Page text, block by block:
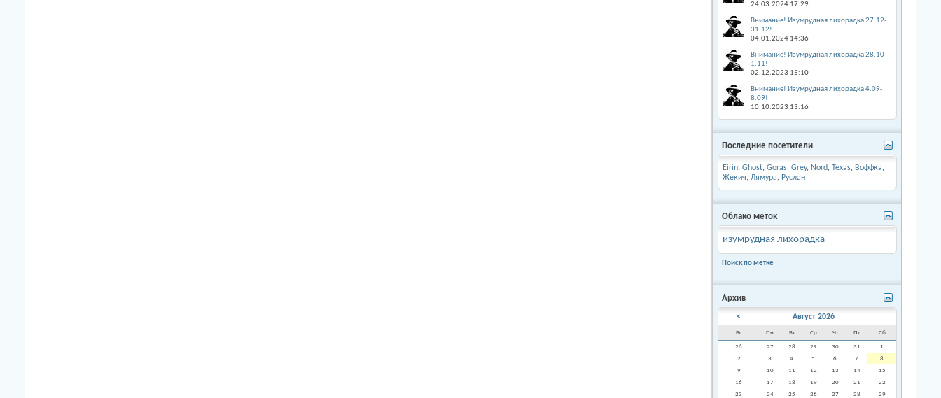
24.03.2024 17:29
Внимание! Изумрудная лихорадка 27.12-
31.12!
04.01.2024 14:36
Внимание! Изумрудная лихорадка 28.10-
1.11!
02.12.2023 15:10
Внимание! Изумрудная лихорадка 4.09-
8.09!
10.10.2023 13:16
Последние посетители
Eirin, Ghost, Goras, Grey, Nord, Texas, Воффка,
Жекич, Лямура, Руслан
Облако меток
изумрудная лихорадка
Поиск по метке
Архив
< Август 2026
Вс Пн Вт Ср Чт Пт Сб
26 27 28 29 30 31
1
2
3 4 5 6 7
8
9
10 11 12 13 14
15
16
17 18 19 20 21
22
23
24 25 26 27 28 29